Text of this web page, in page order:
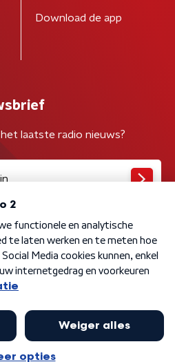
Download de app
laatste radio nieuws?